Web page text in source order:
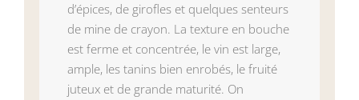
d’épices, de girofles et quelques senteurs
de mine de crayon. La texture en bouche
est ferme et concentrée, le vin est large,
ample, les tanins bien enrobés, le fruité
juteux et de grande maturité. On